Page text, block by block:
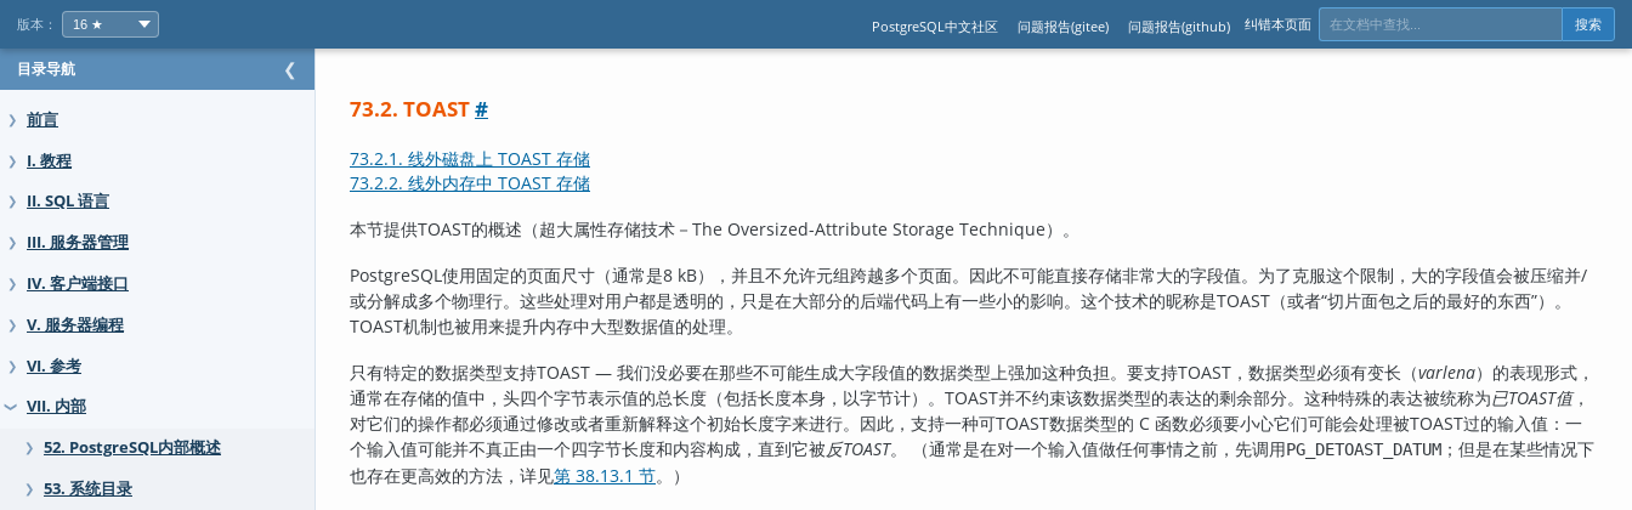
版本： PostgreSQL中文社区 问题报告(gitee) 问题报告(github) 纠错本页面 搜索
目录导航 ❮
❯ 前言
❯ I. 教程
❯ II. SQL 语言
❯ III. 服务器管理
❯ IV. 客户端接口
❯ V. 服务器编程
❯ VI. 参考
❯ VII. 内部
❯ 52. PostgreSQL内部概述
❯ 53. 系统目录
73.2. TOAST#
73.2.1. 线外磁盘上 TOAST 存储
73.2.2. 线外内存中 TOAST 存储
本节提供TOAST的概述（超大属性存储技术－The Oversized-Attribute Storage Technique）。
PostgreSQL使用固定的页面尺寸（通常是8 kB），并且不允许元组跨越多个页面。因此不可能直接存储非常大的字段值。为了克服这个限制，大的字段值会被压缩并/
或分解成多个物理行。这些处理对用户都是透明的，只是在大部分的后端代码上有一些小的影响。这个技术的昵称是TOAST （或者“切片面包之后的最好的东西”）。
TOAST机制也被用来提升内存中大型数据值的处理。
只有特定的数据类型支持TOAST — 我们没必要在那些不可能生成大字段值的数据类型上强加这种负担。要支持TOAST ，数据类型必须有变长（varlena）的表现形式，
通常在存储的值中，头四个字节表示值的总长度（包括长度本身，以字节计）。 TOAST并不约束该数据类型的表达的剩余部分。这种特殊的表达被统称为已TOAST值，
对它们的操作都必须通过修改或者重新解释这个初始长度字来进行。因此，支持一种可TOAST数据类型的 C 函数必须要小心它们可能会处理被TOAST过的输入值：一
个输入值可能并不真正由一个四字节长度和内容构成，直到它被反TOAST。 （通常是在对一个输入值做任何事情之前，先调用PG_DETOAST_DATUM ；但是在某些情况下
也存在更高效的方法，详见第 38.13.1 节。）